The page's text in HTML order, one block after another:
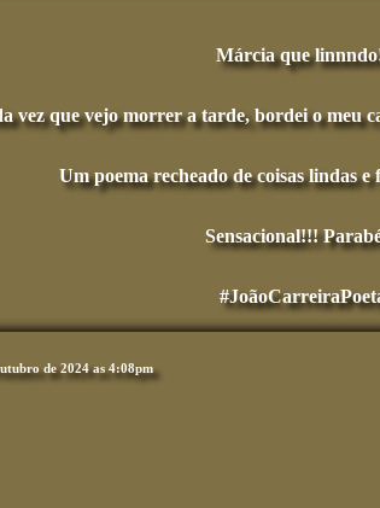
Márcia que
vez que vejo morrer a tarde, bordei o meu
Um poema recheado de coisas lindas e
Sensacional!!!
de 2024 as 4:08pm